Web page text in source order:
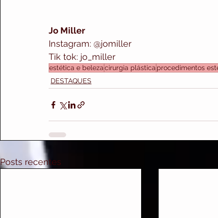
Jo Miller
Instagram: @jomiller
Tik tok: jo_miller
estética e belezacirurgia plástica procedimentos
DESTAQUES
Posts recentes